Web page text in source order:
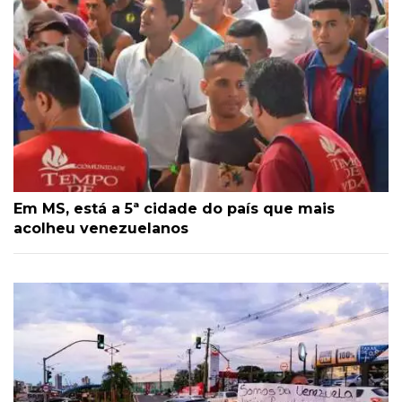
Em MS, está a 5ª cidade do país que mais
acolheu venezuelanos